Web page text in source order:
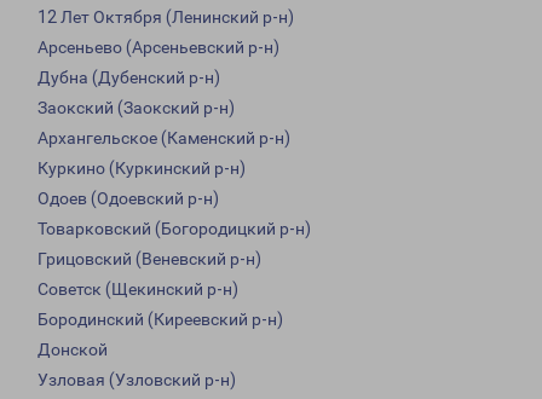
12 Лет Октября (Ленинский р-н)
Арсеньево (Арсеньевский р-н)
Дубна (Дубенский р-н)
Заокский (Заокский р-н)
Архангельское (Каменский р-н)
Куркино (Куркинский р-н)
Одоев (Одоевский р-н)
Товарковский (Богородицкий р-н)
Грицовский (Веневский р-н)
Советск (Щекинский р-н)
Бородинский (Киреевский р-н)
Донской
Узловая (Узловский р-н)